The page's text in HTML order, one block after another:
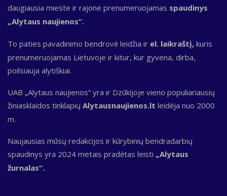
daugiausia mieste ir rajone prenumeruojamas spaudinys
„Alytaus naujienos“.
To paties pavadinimo bendrovė leidžia ir el. laikraštį, kuris
prenumeruojamas Lietuvoje ir kitur, kur gyvena, dirba,
poilsiauja alytiškiai.
UAB „Alytaus naujienos“ yra ir Dzūkijoje vieno populiariausių
žiniasklaidos tinklapių Alytausnaujienos.lt leidėja nuo 2000
m.
Naujausias mūsų redakcijos ir kūrybinių bendradarbių
spaudinys yra 2024 metais pradėtas leisti „Alytaus
žurnalas“.